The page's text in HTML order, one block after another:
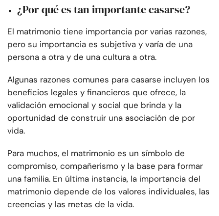
¿Por qué es tan importante casarse?
El matrimonio tiene importancia por varias razones,
pero su importancia es subjetiva y varía de una
persona a otra y de una cultura a otra.
Algunas razones comunes para casarse incluyen los
beneficios legales y financieros que ofrece, la
validación emocional y social que brinda y la
oportunidad de construir una asociación de por
vida.
Para muchos, el matrimonio es un símbolo de
compromiso, compañerismo y la base para formar
una familia. En última instancia, la importancia del
matrimonio depende de los valores individuales, las
creencias y las metas de la vida.